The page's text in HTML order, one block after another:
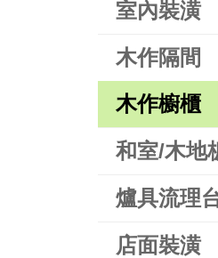
室內裝潢
木作隔間
木作櫥櫃
和室/木地
爐具流理
店面裝潢